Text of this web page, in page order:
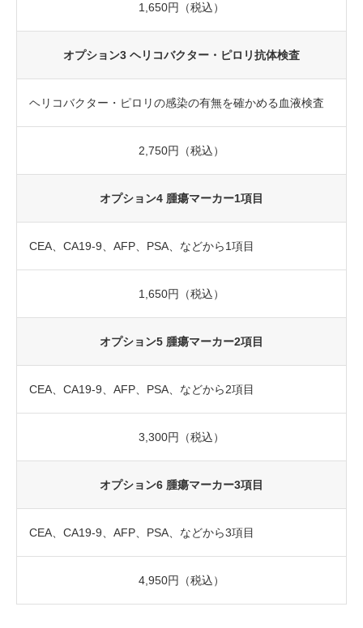
1,650円（税込）
オプション3 ヘリコバクター・ピロリ抗体検査
ヘリコバクター・ピロリの感染の有無を確かめる血液検査
2,750円（税込）
オプション4 腫瘍マーカー1項目
CEA、CA19-9、AFP、PSA、などから1項目
1,650円（税込）
オプション5 腫瘍マーカー2項目
CEA、CA19-9、AFP、PSA、などから2項目
3,300円（税込）
オプション6 腫瘍マーカー3項目
CEA、CA19-9、AFP、PSA、などから3項目
4,950円（税込）